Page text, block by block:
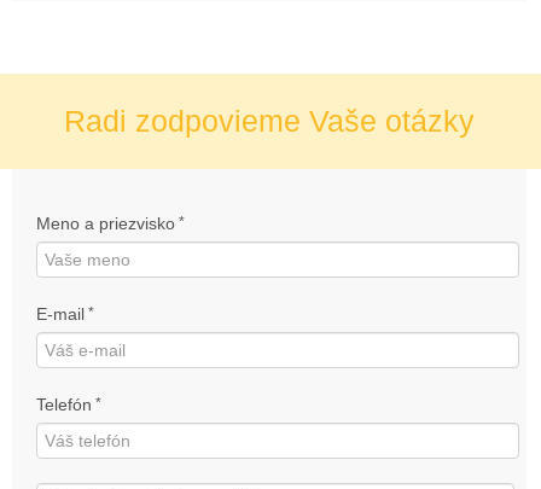
Radi zodpovieme Vaše otázky
Meno a priezvisko *
E-mail *
Telefón *